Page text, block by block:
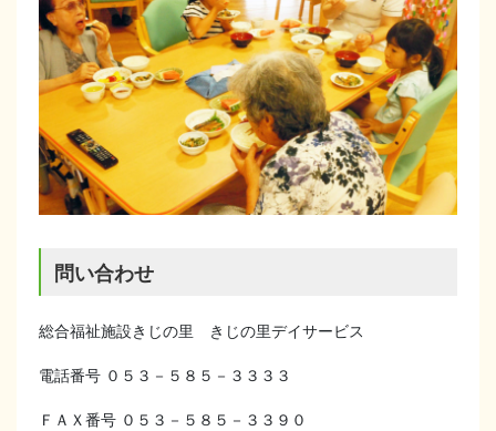
問い合わせ
総合福祉施設きじの里 きじの里デイサービス
電話番号 ０５３－５８５－３３３３
ＦＡＸ番号 ０５３－５８５－３３９０